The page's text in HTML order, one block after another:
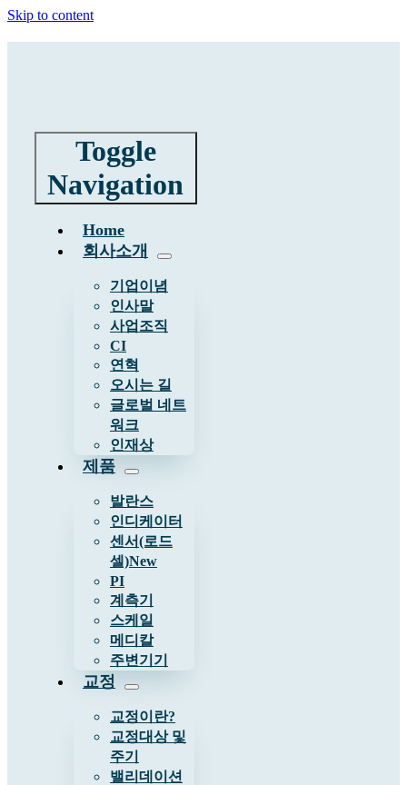
Skip to content
Toggle
Navigation
Home
회사소개
기업이념
인사말
사업조직
CI
연혁
오시는 길
글로벌 네트
워크
인재상
제품
발란스
인디케이터
센서(로드
셀)New
PI
계측기
스케일
메디칼
주변기기
교정
교정이란?
교정대상 및
주기
밸리데이션